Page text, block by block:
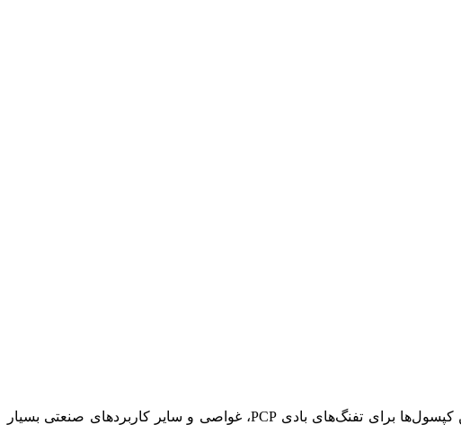
، این کپسول‌ها برای تفنگ‌های بادی PCP، غواصی و سایر کاربردهای صنعتی بسیار